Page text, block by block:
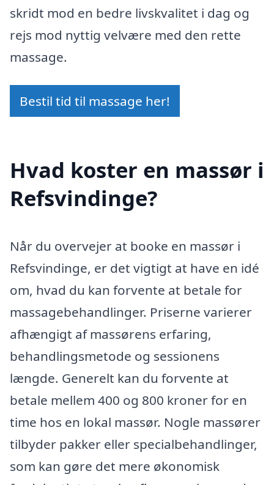
skridt mod en bedre livskvalitet i dag og
rejs mod nyttig velvære med den rette
massage.
Bestil tid til massage her!
Hvad koster en massør i
Refsvindinge?
Når du overvejer at booke en massør i
Refsvindinge, er det vigtigt at have en idé
om, hvad du kan forvente at betale for
massagebehandlinger. Priserne varierer
afhængigt af massørens erfaring,
behandlingsmetode og sessionens
længde. Generelt kan du forvente at
betale mellem 400 og 800 kroner for en
time hos en lokal massør. Nogle massører
tilbyder pakker eller specialbehandlinger,
som kan gøre det mere økonomisk